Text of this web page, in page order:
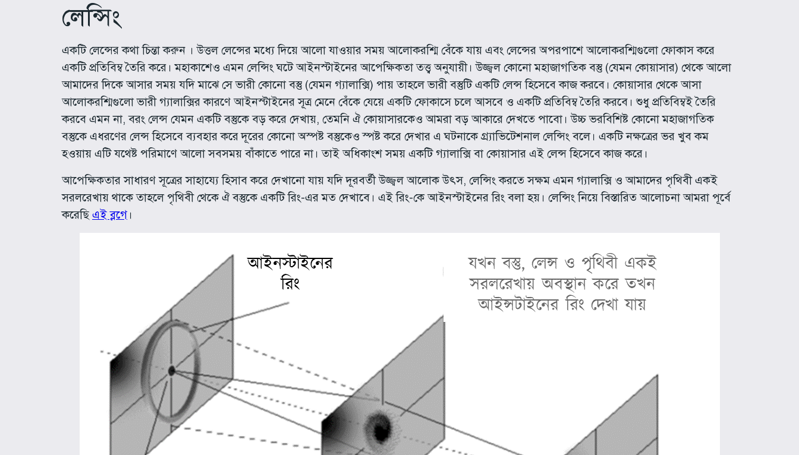
লেন্সিং
একটি লেন্সের কথা চিন্তা করুন । উত্তল লেন্সের মধ্যে দিয়ে আলো যাওয়ার সময় আলোকরশ্মি বেঁকে যায় এবং লেন্সের অপরপাশে আলোকরশ্মিগুলো ফোকাস করে
একটি প্রতিবিম্ব তৈরি করে। মহাকাশেও এমন লেন্সিং ঘটে আইনস্টাইনের আপেক্ষিকতা তত্ত্ব অনুযায়ী। উজ্জ্বল কোনো মহাজাগতিক বস্তু (যেমন কোয়াসার) থেকে আলো
আমাদের দিকে আসার সময় যদি মাঝে সে ভারী কোনো বস্তু (যেমন গ্যালাক্সি) পায় তাহলে ভারী বস্তুটি একটি লেন্স হিসেবে কাজ করবে। কোয়াসার থেকে আসা
আলোকরশ্মিগুলো ভারী গ্যালাক্সির কারণে আইনস্টাইনের সূত্র মেনে বেঁকে যেয়ে একটি ফোকাসে চলে আসবে ও একটি প্রতিবিম্ব তৈরি করবে। শুধু প্রতিবিম্বই তৈরি
করবে এমন না, বরং লেন্স যেমন একটি বস্তুকে বড় করে দেখায়, তেমনি ঐ কোয়াসারকেও আমরা বড় আকারে দেখতে পাবো। উচ্চ ভরবিশিষ্ট কোনো মহাজাগতিক
বস্তুকে এধরণের লেন্স হিসেবে ব্যবহার করে দূরের কোনো অস্পষ্ট বস্তুকেও স্পষ্ট করে দেখার এ ঘটনাকে গ্র্যাভিটেশনাল লেন্সিং বলে। একটি নক্ষত্রের ভর খুব কম
হওয়ায় এটি যথেষ্ট পরিমাণে আলো সবসময় বাঁকাতে পারে না। তাই অধিকাংশ সময় একটি গ্যালাক্সি বা কোয়াসার এই লেন্স হিসেবে কাজ করে।
আপেক্ষিকতার সাধারণ সূত্রের সাহায্যে হিসাব করে দেখানো যায় যদি দূরবর্তী উজ্জ্বল আলোক উৎস, লেন্সিং করতে সক্ষম এমন গ্যালাক্সি ও আমাদের পৃথিবী একই
সরলরেখায় থাকে তাহলে পৃথিবী থেকে ঐ বস্তুকে একটি রিং-এর মত দেখাবে। এই রিং-কে আইনস্টাইনের রিং বলা হয়। লেন্সিং নিয়ে বিস্তারিত আলোচনা আমরা পূর্বে
করেছি এই ব্লগে।